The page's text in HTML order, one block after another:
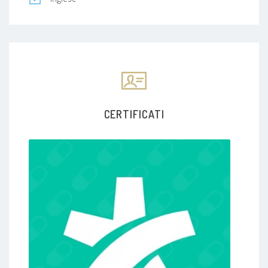
dell'sopedale S. Anna, venni successivamente
assunta come Medico Specialista Amulatoriale
anni pero', oltre a svolgere il mio lavoro sul
paziente con probematiche sessuali e la difficile
alla scuola di formazione in Sessuologia Clinica.
Nel 2012 conseguii il diploma di Sessuologo
clinico e formatore didattico di corsi inerenti alla
sessualità nelle scuole. Mi appassionai tanto alla
diagnosi e alla terapia delle principali disfunzioni
dell'unievrso maschile e femminile, che
incominciai a svolgere corsi di formazione per
CERTIFICATI